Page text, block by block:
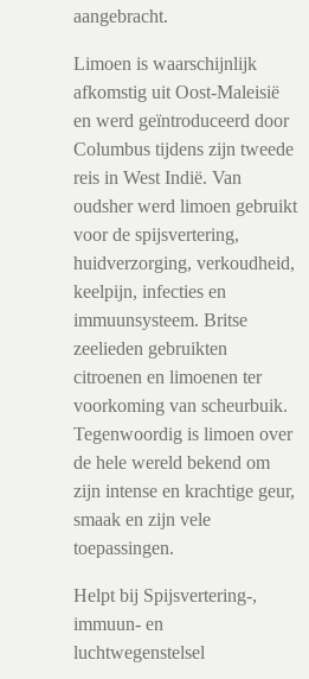
aangebracht.
Limoen is waarschijnlijk
afkomstig uit Oost-Maleisië
en werd geïntroduceerd door
Columbus tijdens zijn tweede
reis in West Indië. Van
oudsher werd limoen gebruikt
voor de spijsvertering,
huidverzorging, verkoudheid,
keelpijn, infecties en
immuunsysteem. Britse
zeelieden gebruikten
citroenen en limoenen ter
voorkoming van scheurbuik.
Tegenwoordig is limoen over
de hele wereld bekend om
zijn intense en krachtige geur,
smaak en zijn vele
toepassingen.
Helpt bij Spijsvertering-,
immuun- en
luchtwegenstelsel